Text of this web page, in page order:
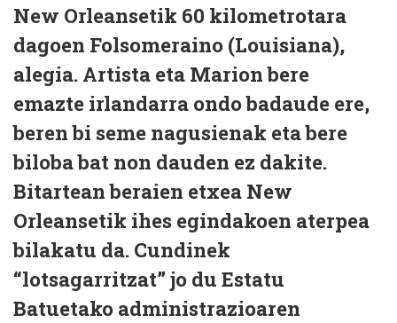
New Orleansetik 60 kilometrotara
dagoen Folsomeraino (Louisiana),
alegia. Artista eta Marion bere
emazte irlandarra ondo badaude ere,
beren bi seme nagusienak eta bere
biloba bat non dauden ez dakite.
Bitartean beraien etxea New
Orleansetik ihes egindakoen aterpea
bilakatu da. Cundinek
“lotsagarritzat” jo du Estatu
Batuetako administrazioaren